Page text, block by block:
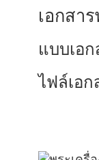
เอกสา
แบบเอ
ไฟล์เอ